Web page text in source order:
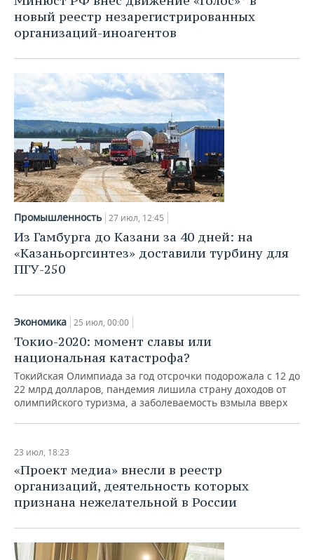
новый реестр незарегистрированных
организаций-иноагентов
Промышленность 27 июл, 12:45
Из Гамбурга до Казани за 40 дней: на
«Казаньоргсинтез» доставили турбину для
ПГУ-250
Экономика 25 июл, 00:00
Токио-2020: момент славы или
национальная катастрофа?
Токийская Олимпиада за год отсрочки подорожала с 12 до
22 млрд долларов, пандемия лишила страну доходов от
олимпийского туризма, а заболеваемость взмыла вверх
23 июл, 18:23
«Проект медиа» внесли в реестр
организаций, деятельность которых
признана нежелательной в России